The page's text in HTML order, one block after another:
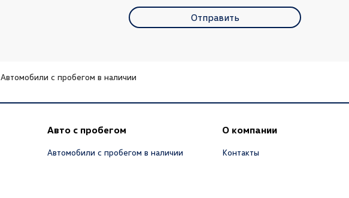
Отправить
Автомобили с пробегом в наличии
Авто с пробегом
Автомобили с пробегом в наличии
О компании
Контакты